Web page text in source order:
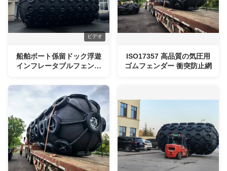
ビデオ
船舶ボート係留ドック浮遊
インフレータブルフェンダ
利用した設置方法によるド
ッキング衝撃保護
ISO17357 高品質の気圧用
ゴムフェンダー 衝突防止網